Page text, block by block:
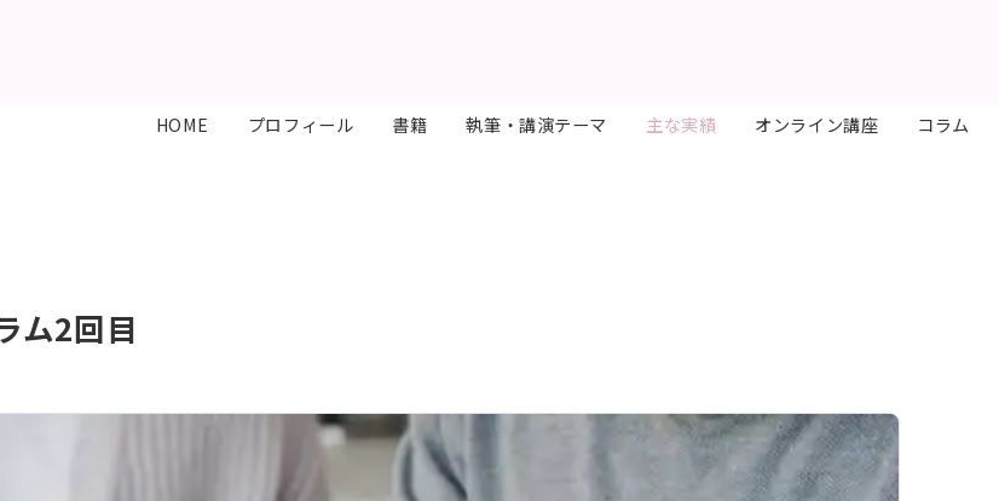
HOME プロフィール 書籍 執筆・講演テーマ 主な実績 オンライン講座 コラム
ム2回目